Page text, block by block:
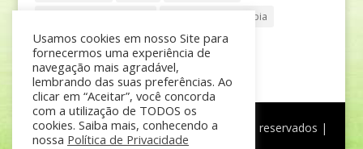
Shopping Vila Olímpia
São Paulo
teatro tênis
®Mãe de Menino | © Todos os direitos reservados |
Usamos cookies em nosso Site para
fornecermos uma experiência de
navegação mais agradável,
lembrando das suas preferências. Ao
clicar em “Aceitar”, você concorda
com a utilização de TODOS os
cookies. Saiba mais, conhecendo a
nossa Política de Privacidade